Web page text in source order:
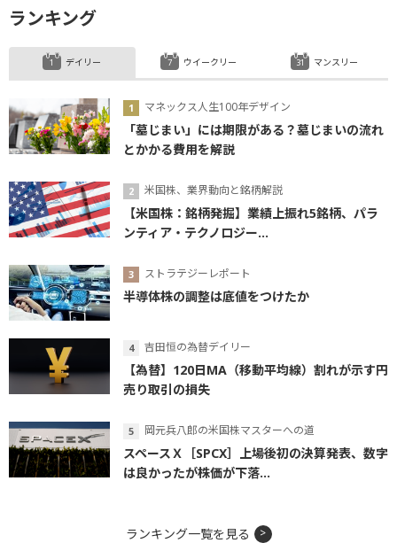
ランキング
デイリー
マネックス人生100年デザイン
「墓じまい」には期限がある？墓じまいの流れ
とかかる費用を解説
米国株、業界動向と銘柄解説
【米国株：銘柄発掘】業績上振れ5銘柄、パラ
ンティア・テクノロジー...
ストラテジーレポート
半導体株の調整は底値をつけたか
吉田恒の為替デイリー
【為替】120日MA（移動平均線）割れが示す円
売り取引の損失
岡元兵八郎の米国株マスターへの道
スペースＸ［SPCX］上場後初の決算発表、数字
は良かったが株価が下落...
ウイークリー マンスリー
ランキング一覧を見る